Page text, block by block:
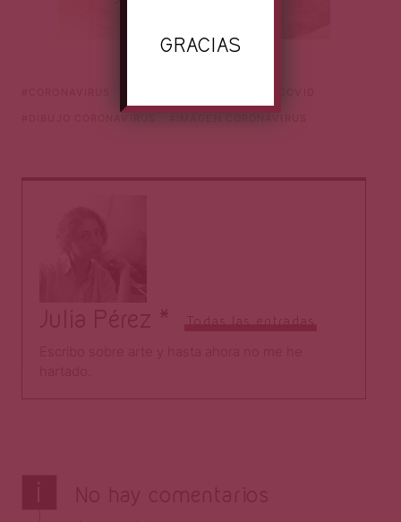
Todas las entradas
GRACIAS